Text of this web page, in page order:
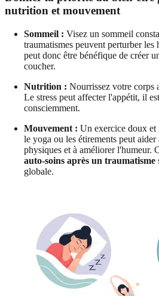
nutrition et mouvement
Sommeil : Visez un sommeil
traumatismes peuvent perturber les
peut donc être bénéfique de créer
coucher.
Nutrition : Nourrissez votre corps
Le stress peut affecter l'appétit, il
consciemment.
Mouvement : Un exercice doux et
le yoga ou les étirements peut aider
physiques et à améliorer l'humeur.
auto-soins après un traumatisme
globale.